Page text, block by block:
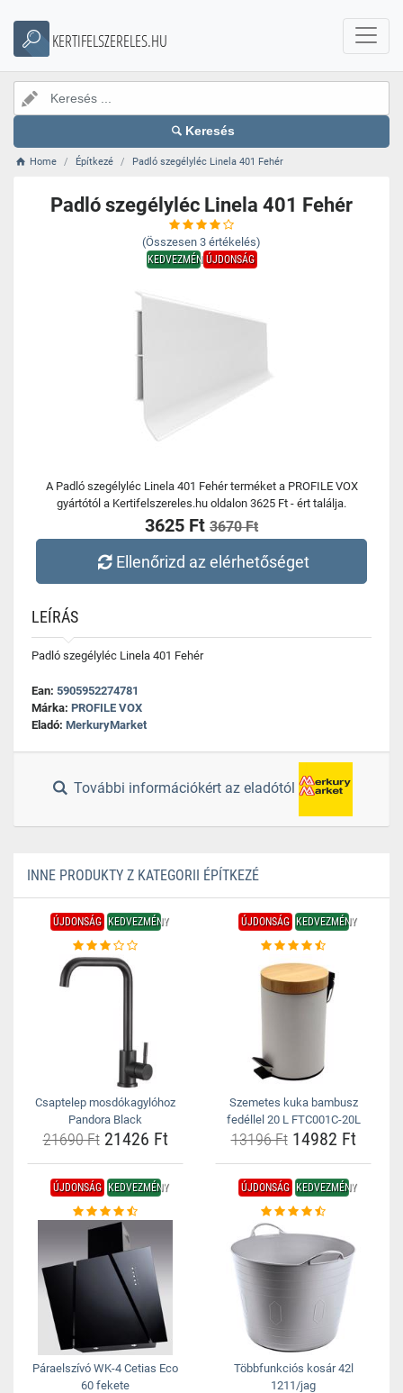
KERTIFELSZERELES.HU
Keresés
Home Építkezé Padló szegélyléc Linela 401 Fehér
Padló szegélyléc Linela 401 Fehér
(Összesen 3 értékelés)
KEDVEZMÉNYÚJDONSÁG
A Padló szegélyléc Linela 401 Fehér terméket a PROFILE VOX
gyártótól a Kertifelszereles.hu oldalon 3625 Ft - ért találja.
3625 Ft 3670 Ft
Ellenőrizd az elérhetőséget
LEÍRÁS
Padló szegélyléc Linela 401 Fehér
Ean: 5905952274781
Márka: PROFILE VOX
Eladó: MerkuryMarket
További információkért az eladótól
INNE PRODUKTY Z KATEGORII ÉPÍTKEZÉ
ÚJDONSÁG KEDVEZMÉNY
Csaptelep mosdókagylóhoz
Pandora Black
21690 Ft21426 Ft
ÚJDONSÁG KEDVEZMÉNY
Szemetes kuka bambusz
fedéllel 20 L FTC001C-20L
13196 Ft14982 Ft
ÚJDONSÁG KEDVEZMÉNY
Páraelszívó WK-4 Cetias Eco
60 fekete
ÚJDONSÁG KEDVEZMÉNY
Többfunkciós kosár 42l
1211/jag